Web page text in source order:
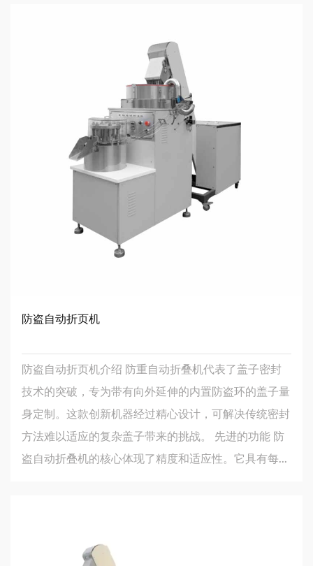
防盗自动折页机
防盗自动折页机介绍 防重自动折叠机代表了盖子密封
技术的突破，专为带有向外延伸的内置防盗环的盖子量
身定制。这款创新机器经过精心设计，可解决传统密封
方法难以适应的复杂盖子带来的挑战。 先进的功能 防
盗自动折叠机的核心体现了精度和适应性。它具有每...